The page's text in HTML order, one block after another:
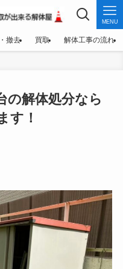
MENU
撤去 買取 解体工事の流れ
の解体処分なら
す！